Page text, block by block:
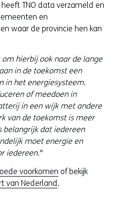
TNO data verzameld en
en
waar de provincie hen kan
hierbij ook naar de lange
in de toekomst een
in het energiesysteem.
of meedoen in
in een wijk met andere
van de toekomst is meer
belangrijk dat iedereen
moet energie en
iedereen."
voorkomen of bekijk
van Nederland.